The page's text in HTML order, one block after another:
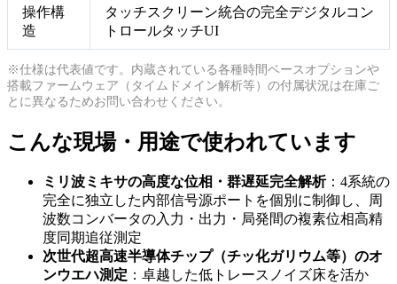
操作構
造
タッチスクリーン統合の完全デジタルコン
トロールタッチUI
※仕様は代表値です。内蔵されている各種時間ベースオプションや
搭載ファームウェア（タイムドメイン解析等）の付属状況は在庫ご
とに異なるためお問い合わせください。
こんな現場・用途で使われています
ミリ波ミキサの高度な位相・群遅延完全解析：4系統の
完全に独立した内部信号源ポートを個別に制御し、周
波数コンバータの入力・出力・局発間の複素位相高精
度同期追従測定
次世代超高速半導体チップ（チッ化ガリウム等）のオ
ンウエハ測定 ：卓越した低トレースノイズ床を活か